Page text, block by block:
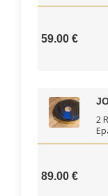
59.00 €
2
89.00 €